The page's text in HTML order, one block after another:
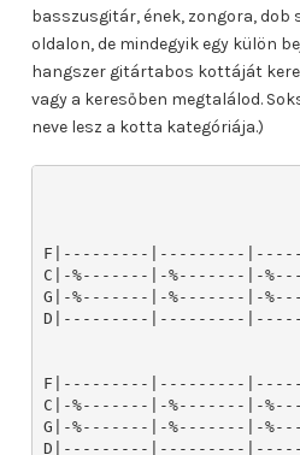
basszusgitár, ének, zongora, dob
oldalon, de mindegyik egy külön
hangszer gitártabos kottáját
vagy a keresőben megtalálod.
neve lesz a kotta kategóriája.)
F|---------|---------
C|-%-------|-%-------|-
G|-%-------|-%-------|-
D|---------|---------
F|---------|---------
C|-%-------|-%-------|-
G|-%-------|-%-------|-
D|---------|---------